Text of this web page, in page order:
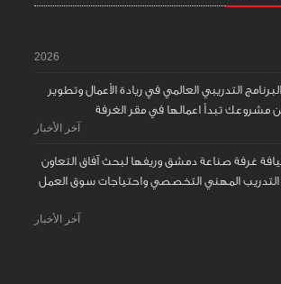
2026
التدريبي العالمي في ريادة الأعمال وتطوير
مشروعك تبدأ اعمالها في مقر الغرفة
آخر الأخبار
غرفة صناعة دمشق وريفها لبحث آفاق التعاون
المهني التخصصي واحتياجات سوق العمل
آخر الأخبار